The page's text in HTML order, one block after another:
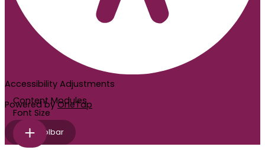
Accessibility Adjustments
Powered by OneTap
hide toolbar
Content Modules
Font Size